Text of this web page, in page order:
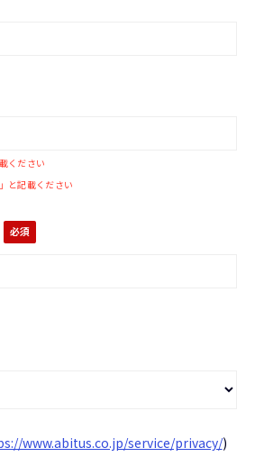
ください
と記載ください
www.abitus.co.jp/service/privacy/)